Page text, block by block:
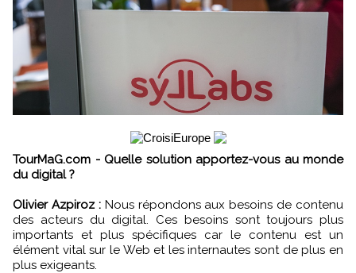
TourMaG.com - Quelle solution apportez-vous au monde
du digital ?
Olivier Azpiroz :Nous répondons aux besoins de contenu
des acteurs du digital. Ces besoins sont toujours plus
importants et plus spécifiques car le contenu est un
élément vital sur le Web et les internautes sont de plus en
plus exigeants.